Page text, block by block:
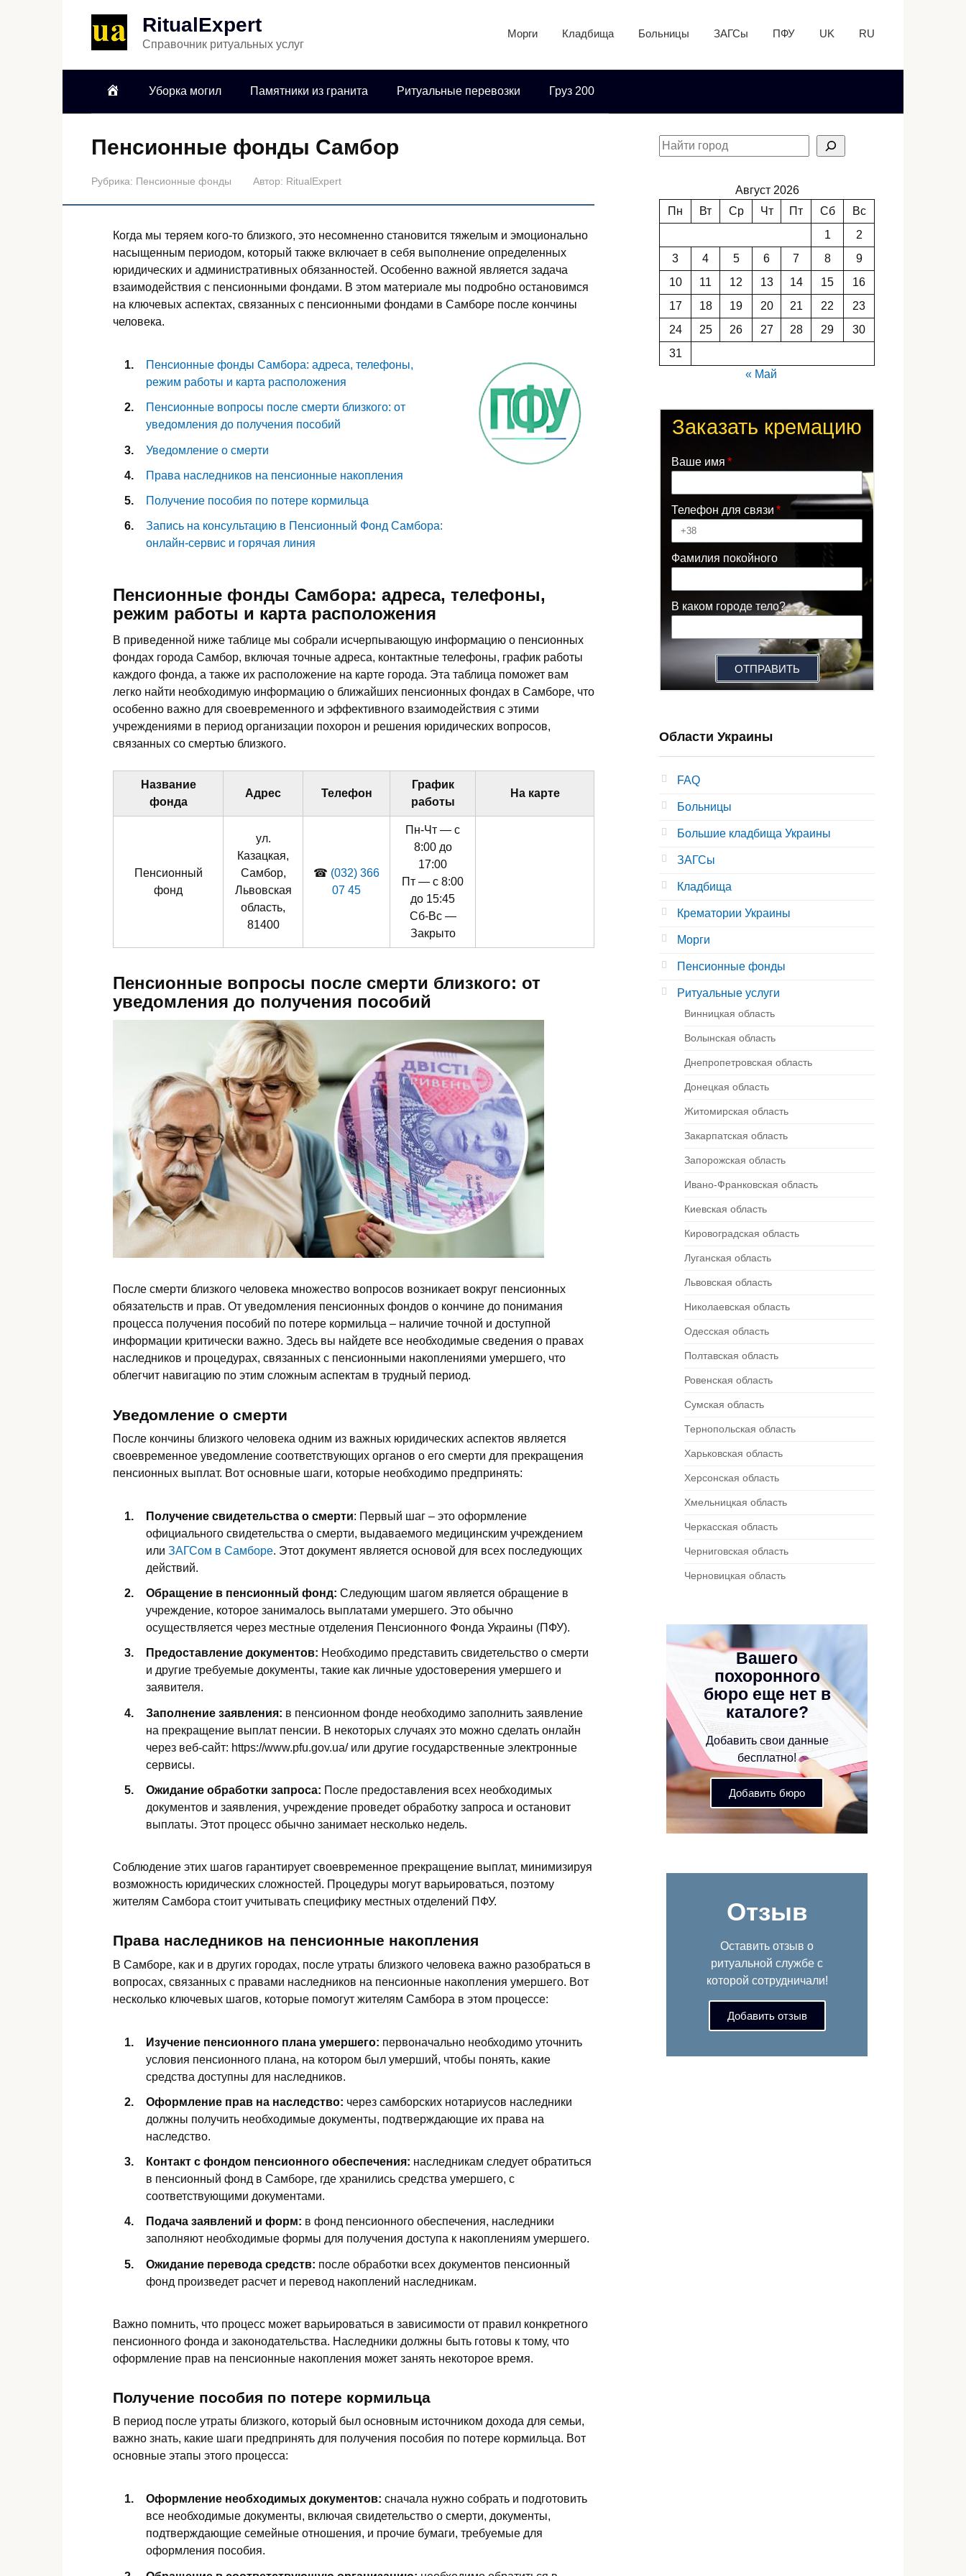
RitualExpert
Справочник ритуальных услуг
Морги Кладбища Больницы ЗАГСы ПФУ UK RU
Уборка могил Памятники из гранита Ритуальные перевозки Груз 200
Пенсионные фонды Самбор
Рубрика: Пенсионные фонды Автор: RitualExpert
Когда мы теряем кого-то близкого, это несомненно становится тяжелым и эмоционально
насыщенным периодом, который также включает в себя выполнение определенных
юридических и административных обязанностей. Особенно важной является задача
взаимодействия с пенсионными фондами. В этом материале мы подробно остановимся
на ключевых аспектах, связанных с пенсионными фондами в Самборе после кончины
человека.
Пенсионные фонды Самбора: адреса, телефоны,
режим работы и карта расположения
Пенсионные вопросы после смерти близкого: от
уведомления до получения пособий
Уведомление о смерти
Права наследников на пенсионные накопления
Получение пособия по потере кормильца
Запись на консультацию в Пенсионный Фонд Самбора:
онлайн-сервис и горячая линия
Пенсионные фонды Самбора: адреса, телефоны,
режим работы и карта расположения
В приведенной ниже таблице мы собрали исчерпывающую информацию о пенсионных
фондах города Самбор, включая точные адреса, контактные телефоны, график работы
каждого фонда, а также их расположение на карте города. Эта таблица поможет вам
легко найти необходимую информацию о ближайших пенсионных фондах в Самборе, что
особенно важно для своевременного и эффективного взаимодействия с этими
учреждениями в период организации похорон и решения юридических вопросов,
связанных со смертью близкого.
Название
фонда
Адрес Телефон
График
работы
На карте
Пенсионный
фонд
ул.
Казацкая,
Самбор,
Львовская
область,
81400
☎ (032) 366
07 45
Пн-Чт — с
8:00 до
17:00
Пт — с 8:00
до 15:45
Сб-Вс —
Закрыто
Пенсионные вопросы после смерти близкого: от
уведомления до получения пособий
После смерти близкого человека множество вопросов возникает вокруг пенсионных
обязательств и прав. От уведомления пенсионных фондов о кончине до понимания
процесса получения пособий по потере кормильца – наличие точной и доступной
информации критически важно. Здесь вы найдете все необходимые сведения о правах
наследников и процедурах, связанных с пенсионными накоплениями умершего, что
облегчит навигацию по этим сложным аспектам в трудный период.
Уведомление о смерти
После кончины близкого человека одним из важных юридических аспектов является
своевременное уведомление соответствующих органов о его смерти для прекращения
пенсионных выплат. Вот основные шаги, которые необходимо предпринять:
Получение свидетельства о смерти: Первый шаг – это оформление
официального свидетельства о смерти, выдаваемого медицинским учреждением
или ЗАГСом в Самборе. Этот документ является основой для всех последующих
действий.
Обращение в пенсионный фонд: Следующим шагом является обращение в
учреждение, которое занималось выплатами умершего. Это обычно
осуществляется через местные отделения Пенсионного Фонда Украины (ПФУ).
Предоставление документов: Необходимо представить свидетельство о смерти
и другие требуемые документы, такие как личные удостоверения умершего и
заявителя.
Заполнение заявления: в пенсионном фонде необходимо заполнить заявление
на прекращение выплат пенсии. В некоторых случаях это можно сделать онлайн
через веб-сайт: https://www.pfu.gov.ua/ или другие государственные электронные
сервисы.
Ожидание обработки запроса: После предоставления всех необходимых
документов и заявления, учреждение проведет обработку запроса и остановит
выплаты. Этот процесс обычно занимает несколько недель.
Соблюдение этих шагов гарантирует своевременное прекращение выплат, минимизируя
возможность юридических сложностей. Процедуры могут варьироваться, поэтому
жителям Самбора стоит учитывать специфику местных отделений ПФУ.
Права наследников на пенсионные накопления
В Самборе, как и в других городах, после утраты близкого человека важно разобраться в
вопросах, связанных с правами наследников на пенсионные накопления умершего. Вот
несколько ключевых шагов, которые помогут жителям Самбора в этом процессе:
Изучение пенсионного плана умершего: первоначально необходимо уточнить
условия пенсионного плана, на котором был умерший, чтобы понять, какие
средства доступны для наследников.
Оформление прав на наследство: через самборских нотариусов наследники
должны получить необходимые документы, подтверждающие их права на
наследство.
Контакт с фондом пенсионного обеспечения: наследникам следует обратиться
в пенсионный фонд в Самборе, где хранились средства умершего, с
соответствующими документами.
Подача заявлений и форм: в фонд пенсионного обеспечения, наследники
заполняют необходимые формы для получения доступа к накоплениям умершего.
Ожидание перевода средств: после обработки всех документов пенсионный
фонд произведет расчет и перевод накоплений наследникам.
Важно помнить, что процесс может варьироваться в зависимости от правил конкретного
пенсионного фонда и законодательства. Наследники должны быть готовы к тому, что
оформление прав на пенсионные накопления может занять некоторое время.
Получение пособия по потере кормильца
В период после утраты близкого, который был основным источником дохода для семьи,
важно знать, какие шаги предпринять для получения пособия по потере кормильца. Вот
основные этапы этого процесса:
Оформление необходимых документов: сначала нужно собрать и подготовить
все необходимые документы, включая свидетельство о смерти, документы,
подтверждающие семейные отношения, и прочие бумаги, требуемые для
оформления пособия.
Август 2026
Пн
Вт Ср Чт Пт Сб
Вс
1
2
3
4 5 6 7 8
9
10
11 12 13 14 15
16
17
18 19 20 21 22
23
24
25 26 27 28 29
30
31
« Май
Заказать кремацию
Ваше имя
Телефон для связи
Фамилия покойного
В каком городе тело?
ОТПРАВИТЬ
Области Украины
FAQ
Больницы
Большие кладбища Украины
ЗАГСы
Кладбища
Крематории Украины
Морги
Пенсионные фонды
Ритуальные услуги
Винницкая область
Волынская область
Днепропетровская область
Донецкая область
Житомирская область
Закарпатская область
Запорожская область
Ивано-Франковская область
Киевская область
Кировоградская область
Луганская область
Львовская область
Николаевская область
Одесская область
Полтавская область
Ровенская область
Сумская область
Тернопольская область
Харьковская область
Херсонская область
Хмельницкая область
Черкасская область
Черниговская область
Черновицкая область
Вашего
похоронного
бюро еще нет в
каталоге?
Добавить свои данные
бесплатно!
Добавить бюро
Отзыв
Оставить отзыв о
ритуальной службе с
которой сотрудничали!
Добавить отзыв